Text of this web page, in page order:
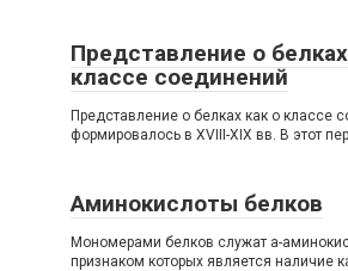
Представление о
классе соединений
Представление о белках как о классе
формировалось в XVIII-XIX вв. В этот
Аминокислоты белков
Мономерами белков служат а-
признаком которых является наличие